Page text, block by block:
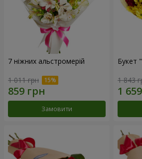
7 ніжних альстромерій
1 011 грн
Замовити
Букет
1 843